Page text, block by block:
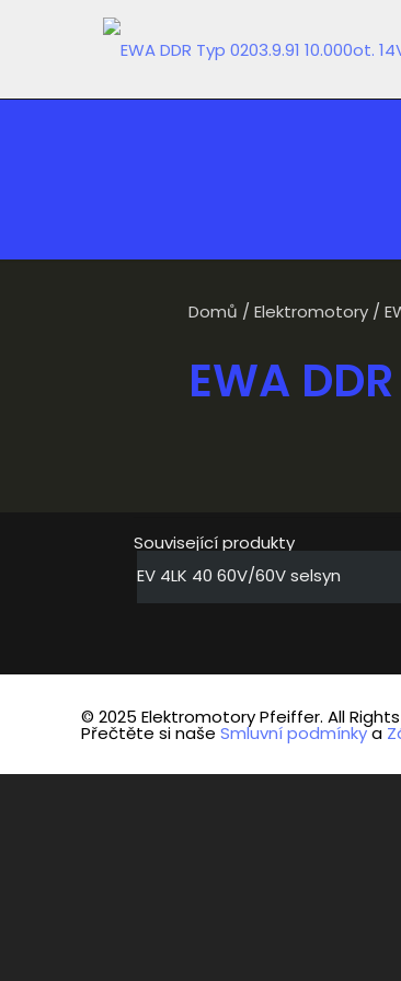
Domů / Elektromotory /
EWA
Související produkty
EV 4LK 40 60V/60V selsyn
© 2025 Elektromotory Pfeiffer. All
Přečtěte si naše Smluvní podmínkya